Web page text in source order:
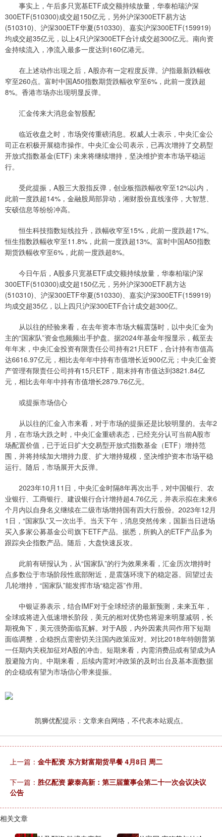
事实上，午后多只宽基ETF成交额持续放量，华泰柏瑞沪深
300ETF(510300)成交超150亿元，另外沪深300ETF易方达
(510310)、沪深300ETF华夏(510330)、嘉实沪深300ETF(159919)
均成交超35亿元，以上4只沪深300ETF合计成交超300亿元。南向资
金持续流入，净流入最多一度达到160亿港元。
在上述动作出现之后，A股亦有一定程度反弹。沪指最新跌幅收
窄至260点。富时中国A50指数期货跌幅收窄至6%，此前一度跌超
8%。香港市场亦出现明显反弹。
汇金传来大消息金智股配
临近收盘之时，市场突传重磅消息。权威人士表示，中央汇金公
司正在积极开展稳市操作。中央汇金公司表示，已再次增持了交易型
开放式指数基金(ETF) 未来将继续增持，坚决维护资本市场平稳运
行。
受此提振，A股三大股指反弹，创业板指跌幅收窄至12%以内，
此前一度跌超14%，金融股局部异动，湘财股份直线涨停，大智慧、
安硕信息等纷纷冲高。
恒生科技指数短线拉升，跌幅收窄至15%，此前一度跌超17%。
恒生指数跌幅收窄至11.8%，此前一度跌超13%。富时中国A50指数
期货跌幅收窄至6%，此前一度跌超8%。
今日午后，A股多只宽基ETF成交额持续放量，华泰柏瑞沪深
300ETF(510300)成交超150亿元，另外沪深300ETF易方达
(510310)、沪深300ETF华夏(510330)、嘉实沪深300ETF(159919)
均成交超35亿，以上四只沪深300ETF合计成交超300亿。
从以往的经验来看，在去年资本市场大幅震荡时，以中央汇金为
主的“国家队”资金也频频出手护盘。据2024年基金年报显示，截至去
年年末，中央汇金投资有限责任公司持有21只ETF，合计持有市值高
达6616.97亿元，相比去年年中持有市值增长近900亿元；中央汇金资
产管理有限责任公司持有15只ETF，期末持有市值达到3821.84亿
元，相比去年年中持有市值增长2879.76亿元。
或提振市场信心
从以往的汇金入市来看，对于市场的提振还是比较明显的。去年2
月，在市场大跌之时，中央汇金重磅表态，已经充分认可当前A股市
场配置价值，已于近日扩大交易型开放式指数基金（ETF）增持范
围，并将持续加大增持力度、扩大增持规模，坚决维护资本市场平稳
运行。随后，市场展开大反弹。
2023年10月11日，中央汇金时隔8年再次出手，对中国银行、农
业银行、工商银行、建设银行合计增持超4.76亿元，并表示拟在未来6
个月内以自身名义继续在二级市场增持国有四大行股份。2023年12月
1日，“国家队”又一次出手。当天下午，消息突然传来，国新当日进场
买入多家公募基金公司旗下ETF产品。据悉，所购入的ETF产品多为
跟踪央企指数产品。随后，大盘快速反攻。
此前有研报认为，从“国家队”的行为效果来看，汇金历次增持时
点多数位于市场阶段性底部附近，是震荡环境下的稳定器。回望过去
几轮增持，“国家队”能发挥市场“稳定器”作用。
中银证券表示，结合IMF对于全球经济的最新预测，未来五年，
全球或将进入低速增长阶段，美元的相对优势也将迎来明显减弱，长
期视角下，美元强势面临瓦解。对于A股，内外因素共同作用下短期
面临调整，企稳拐点需密切关注国内政策应对。对比2018年特朗普第
一任期内关税加征对A股的冲击。短期来看，内需消费品或有望成为A
股避险方向。中期来看，后续内需对冲政策的及时出台及基本面数据
的企稳或有望为市场信心带来提振。
凯狮优配提示：文章来自网络，不代表本站观点。
上一篇： 金牛配资 东方财富期货早餐 4月8日 周二
下一篇： 胜亿配资 蒙泰高新：第三届董事会第二十一次会议决议
公告
相关文章